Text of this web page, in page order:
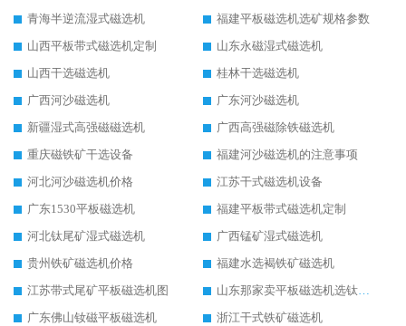
青海半逆流湿式磁选机
福建平板磁选机选矿规格参数
山西平板带式磁选机定制
山东永磁湿式磁选机
山西干选磁选机
桂林干选磁选机
广西河沙磁选机
广东河沙磁选机
新疆湿式高强磁磁选机
广西高强磁除铁磁选机
重庆磁铁矿干选设备
福建河沙磁选机的注意事项
河北河沙磁选机价格
江苏干式磁选机设备
广东1530平板磁选机
福建平板带式磁选机定制
河北钛尾矿湿式磁选机
广西锰矿湿式磁选机
贵州铁矿磁选机价格
福建水选褐铁矿磁选机
江苏带式尾矿平板磁选机图
山东那家卖平板磁选机选钛矿用
广东佛山钕磁平板磁选机
浙江干式铁矿磁选机